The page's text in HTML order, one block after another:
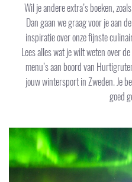
Wil je andere extra’s boeken,
Dan gaan we graag voor je aan
inspiratie over onze fijnste
Lees alles wat je wilt weten over
menu’s aan boord van
jouw wintersport in Zweden. Je
goed